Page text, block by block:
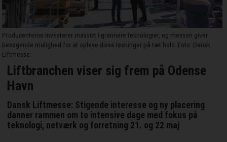
Producenterne investerer massivt i grønnere teknologier, og messen giver
besøgende mulighed for at opleve disse løsninger på tæt hold. Foto: Dansk
Liftmesse.
Liftbranchen viser sig frem på Odense
Havn
Dansk Liftmesse: Stigende interesse og ny placering
danner rammen om to intensive dage med fokus på
teknologi, netværk og forretning 21. og 22 maj